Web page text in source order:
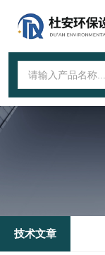
技术文章